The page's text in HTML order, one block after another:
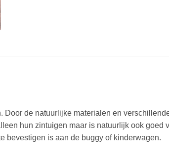
de natuurlijke materialen en
hun zintuigen maar is natuurlijk ook goed
bevestigen is aan de buggy of kinderwagen.